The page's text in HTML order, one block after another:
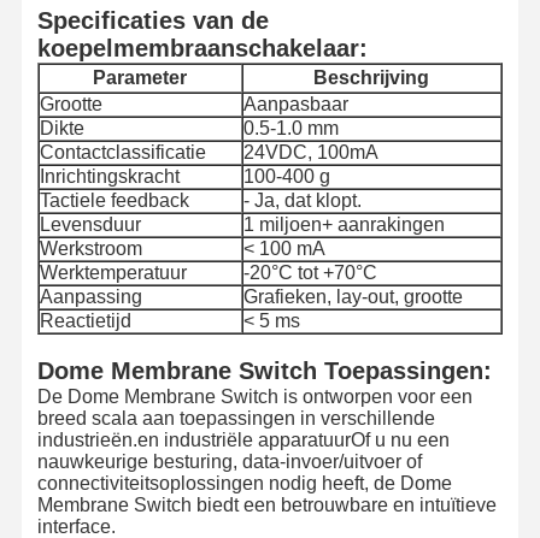
Specificaties van de
koepelmembraanschakelaar:
Parameter
Beschrijving
Grootte
Aanpasbaar
Dikte
0.5-1.0 mm
Contactclassificatie
24VDC, 100mA
Inrichtingskracht
100-400 g
Tactiele feedback
- Ja, dat klopt.
Levensduur
1 miljoen+ aanrakingen
Werkstroom
< 100 mA
Werktemperatuur
-20°C tot +70°C
Aanpassing
Grafieken, lay-out, grootte
Reactietijd
< 5 ms
Dome Membrane Switch Toepassingen:
De Dome Membrane Switch is ontworpen voor een
breed scala aan toepassingen in verschillende
industrieën.en industriële apparatuurOf u nu een
nauwkeurige besturing, data-invoer/uitvoer of
connectiviteitsoplossingen nodig heeft, de Dome
Membrane Switch biedt een betrouwbare en intuïtieve
interface.